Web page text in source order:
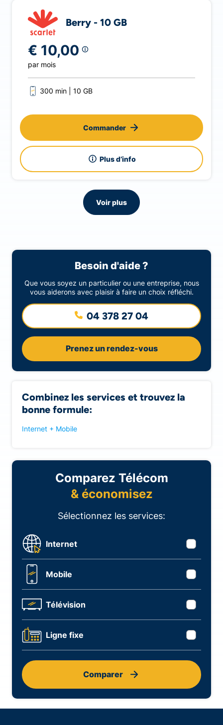
Berry - 10 GB
€ 10,00
par mois
300 min 10 GB
Plus d’info
Commander
Voir plus
Besoin d'aide ?
Que vous soyez un particulier ou une entreprise, nous
vous aiderons avec plaisir à faire un choix réfléchi.
04 378 27 04
Prenez un rendez-vous
Combinez les services et trouvez la
bonne formule:
Internet + Mobile
Comparez Télécom
& économisez
Sélectionnez les services:
Internet
Mobile
Télévision
Ligne fixe
Comparer